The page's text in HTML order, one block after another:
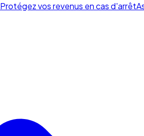
Protégez vos revenus en cas d'arrêt